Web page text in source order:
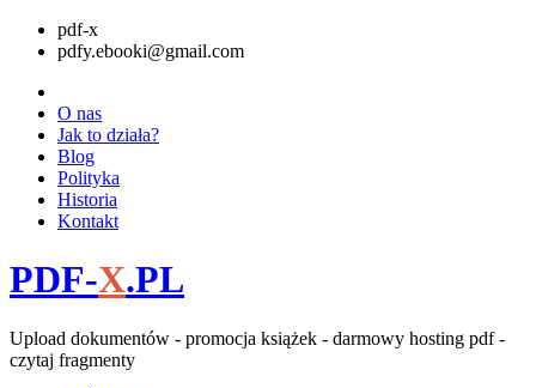
pdf-x
pdfy.ebooki@gmail.com
O nas
Jak to działa?
Blog
Polityka
Historia
Kontakt
PDF-X.PL
Upload dokumentów - promocja książek - darmowy hosting pdf -
czytaj fragmenty